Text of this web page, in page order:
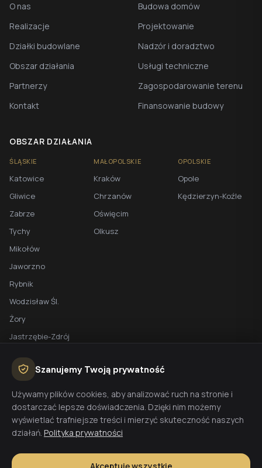
O nas
Realizacje
Działki budowlane
Obszar działania
Partnerzy
Kontakt
Budowa domów
Projektowanie
Nadzór i doradztwo
Usługi techniczne
Zagospodarowanie terenu
Finansowanie budowy
OBSZAR DZIAŁANIA
ŚLĄSKIE
Katowice
Gliwice
Zabrze
Tychy
Mikołów
Jaworzno
Rybnik
Wodzisław Śl.
Żory
Jastrzębie-Zdrój
MAŁOPOLSKIE
Kraków
Chrzanów
Oświęcim
Olkusz
OPOLSKIE
Opole
Kędzierzyn-Koźle
BEZPŁATNA WYCENA
Planujesz budowę domu? Skontaktuj się z nami - przygotujemy
wycenę w 48h.
Wyceń budowę
Szanujemy Twoją prywatność
Używamy plików cookies, aby analizować ruch na stronie i
dostarczać lepsze doświadczenia. Dzięki nim możemy
wyświetlać trafniejsze treści i mierzyć skuteczność naszych
działań. Polityka prywatności